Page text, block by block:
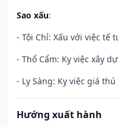
Sao xấu:
- Tội Chỉ: Xấu với việc tế
- Thổ Cẩm: Kỵ việc xây
- Ly Sàng: Kỵ việc giá
Hướng xuất hành